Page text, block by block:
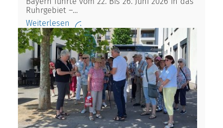
Ruhrgebiet –…
Weiterlesen